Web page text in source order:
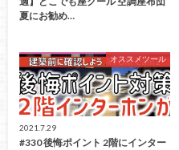
夏にお勧め…
オススメツール
2021.7.29
#330 後悔ポイント 2階にインター